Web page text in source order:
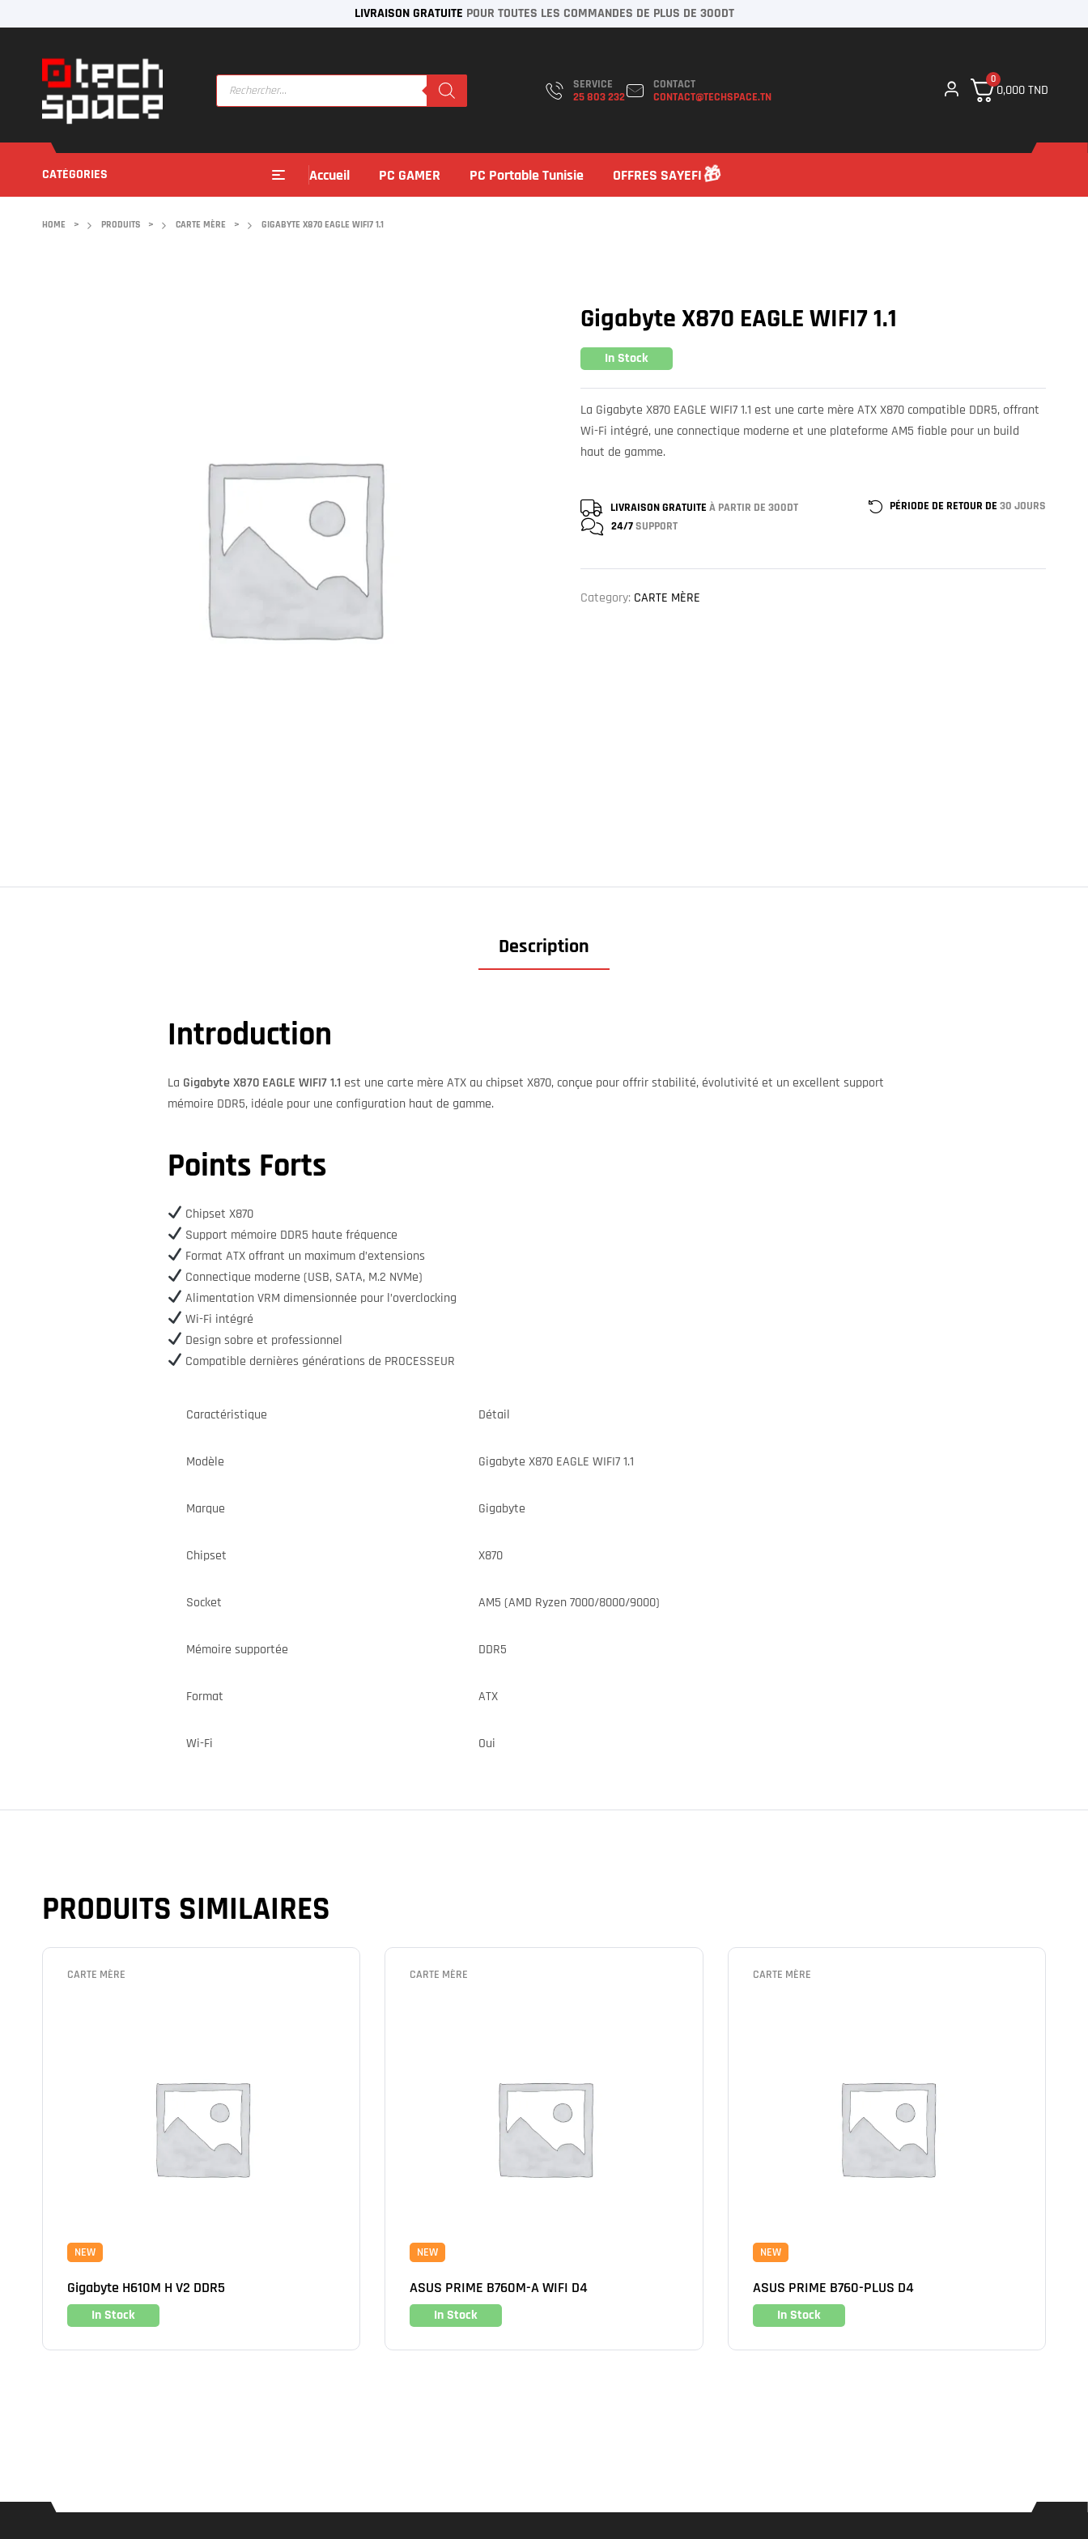
LIVRAISON GRATUITE POUR TOUTES LES COMMANDES DE PLUS DE 300DT
SERVICE
25 803 232
CONTACT
CONTACT@TECHSPACE.TN
0
0,000TND
CATÉGORIES Accueil PC GAMER PC Portable Tunisie OFFRES SAYEFI
HOME > PRODUITS > CARTE MÈRE > GIGABYTE X870 EAGLE WIFI7 1.1
Gigabyte X870 EAGLE WIFI7 1.1
In Stock
La Gigabyte X870 EAGLE WIFI7 1.1 est une carte mère ATX X870 compatible DDR5, offrant
Wi-Fi intégré, une connectique moderne et une plateforme AM5 fiable pour un build
haut de gamme.
LIVRAISON GRATUITE À PARTIR DE 300DT PÉRIODE DE RETOUR DE 30 JOURS
24/7SUPPORT
Category: CARTE MÈRE
Description
Introduction
La Gigabyte X870 EAGLE WIFI7 1.1 est une carte mère ATX au chipset X870, conçue pour offrir stabilité, évolutivité et un excellent support
mémoire DDR5, idéale pour une configuration haut de gamme.
Points Forts
Chipset X870
Support mémoire DDR5 haute fréquence
Format ATX offrant un maximum d’extensions
Connectique moderne (USB, SATA, M.2 NVMe)
Alimentation VRM dimensionnée pour l’overclocking
Wi-Fi intégré
Design sobre et professionnel
Compatible dernières générations de PROCESSEUR
Caractéristique Détail
Modèle Gigabyte X870 EAGLE WIFI7 1.1
Marque Gigabyte
Chipset X870
Socket AM5 (AMD Ryzen 7000/8000/9000)
Mémoire supportée DDR5
Format ATX
Wi-Fi Oui
PRODUITS SIMILAIRES
CARTE MÈRE
NEW
Gigabyte H610M H V2 DDR5
In Stock
CARTE MÈRE
NEW
ASUS PRIME B760M-A WIFI D4
In Stock
CARTE MÈRE
NEW
ASUS PRIME B760-PLUS D4
In Stock